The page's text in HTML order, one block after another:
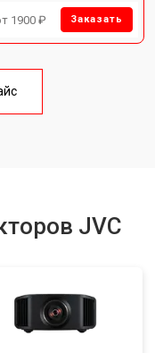
1900 ₽ Заказать
JVC